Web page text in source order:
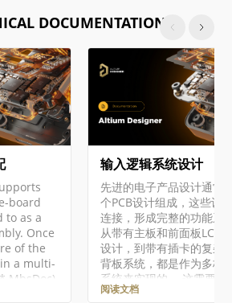
DOCUMENTATION
board
to as a
Once
of the
a multi-
输入逻辑系统设计
先进的电子产品设计通常
个PCB设计组成，这些设
连接，形成完整的功能系
从带有主板和前面板LCD
设计，到带有插卡的复杂
背板系统，都是作为多板
系统来实现的。 这需要一
水平的设计系统，能够在
阅读文档